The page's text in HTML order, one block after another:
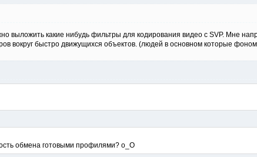
выложить какие нибудь фильтры для кодирования видео с SVP. Мне
вокруг быстро движущихся объектов. (людей в основном которые
обмена готовыми профилями? о_О